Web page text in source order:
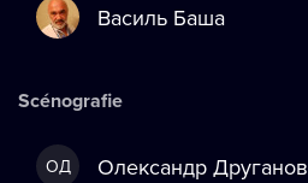
Василь Баша
Scénografie
ОД Олександр Друганов